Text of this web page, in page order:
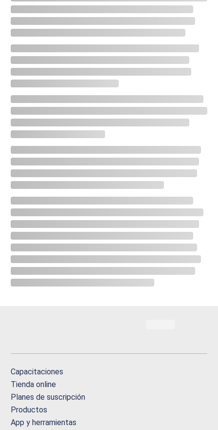
Capacitaciones
Tienda online
Planes de suscripción
Productos
App y herramientas